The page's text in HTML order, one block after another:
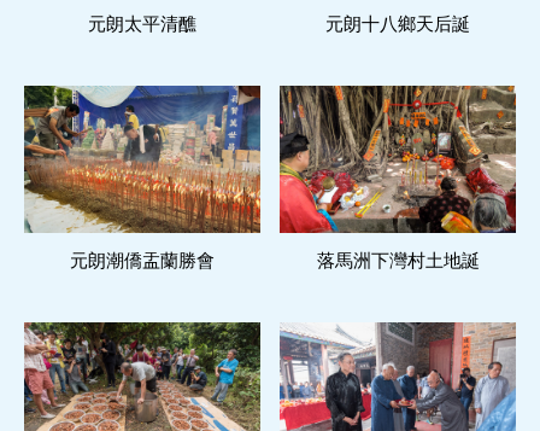
閱讀更多
元朗太平清醮 閱讀更多
元朗十八鄉天后誕
閱讀更多
元朗潮僑盂蘭勝會 閱讀更多
落馬洲下灣村土地誕